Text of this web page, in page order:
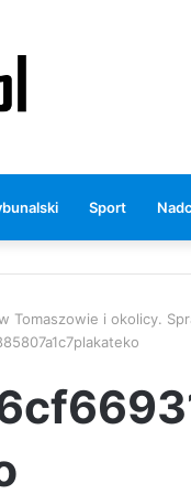
Sport
Tomaszowie i okolicy.